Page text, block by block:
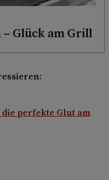
– Glück am Grill
perfekte Glut am